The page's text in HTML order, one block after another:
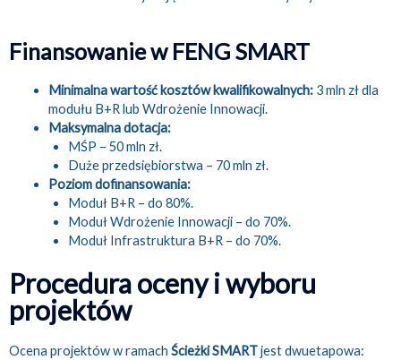
Finansowanie w FENG SMART
Minimalna wartość kosztów kwalifikowalnych:3 mln zł dla
modułu B+R lub Wdrożenie Innowacji.
Maksymalna dotacja:
MŚP – 50 mln zł.
Duże przedsiębiorstwa – 70 mln zł.
Poziom dofinansowania:
Moduł B+R – do 80%.
Moduł Wdrożenie Innowacji – do 70%.
Moduł Infrastruktura B+R – do 70%.
Procedura oceny i wyboru
projektów
Ocena projektów w ramach Ścieżki SMARTjest dwuetapowa: